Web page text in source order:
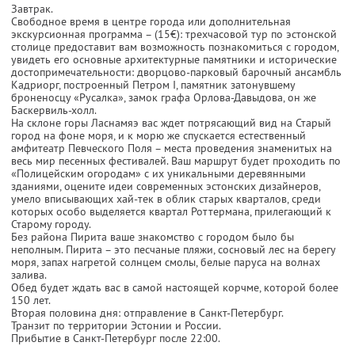
Завтрак.
Свободное время в центре города или дополнительная
экскурсионная программа – (15€): трехчасовой тур по эстонской
столице предоставит вам возможность познакомиться с городом,
увидеть его основные архитектурные памятники и исторические
достопримечательности: дворцово-парковый барочный ансамбль
Кадриорг, построенный Петром I, памятник затонувшему
броненосцу «Русалка», замок графа Орлова-Давыдова, он же
Баскервиль-холл.
На склоне горы Ласнамяэ вас ждет потрясающий вид на Старый
город на фоне моря, и к морю же спускается естественный
амфитеатр Певческого Поля – места проведения знаменитых на
весь мир песенных фестивалей. Ваш маршрут будет проходить по
«Полицейским огородам» с их уникальными деревянными
зданиями, оцените идеи современных эстонских дизайнеров,
умело вписывающих хай-тек в облик старых кварталов, среди
которых особо выделяется квартал Роттермана, прилегающий к
Старому городу.
Без района Пирита ваше знакомство с городом было бы
неполным. Пирита – это песчаные пляжи, сосновый лес на берегу
моря, запах нагретой солнцем смолы, белые паруса на волнах
залива.
Обед будет ждать вас в самой настоящей корчме, которой более
150 лет.
Вторая половина дня: отправление в Санкт-Петербург.
Транзит по территории Эстонии и России.
Прибытие в Санкт-Петербург после 22:00.